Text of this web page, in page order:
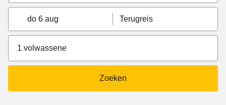
do 6 aug Terugreis
1 volwassene
Zoeken